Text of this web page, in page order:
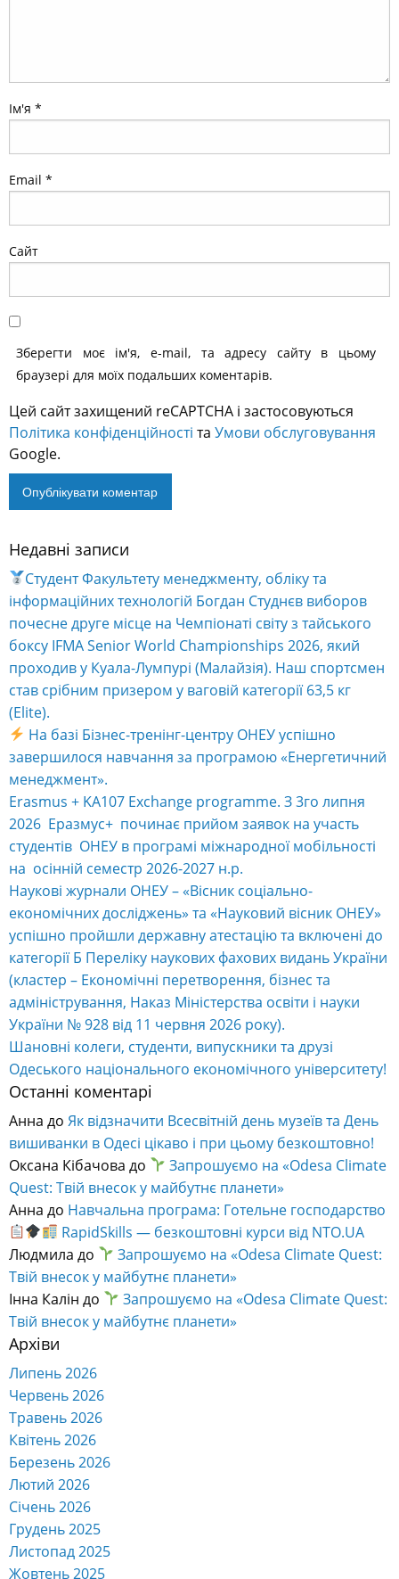
Ім'я *
Email *
Сайт
Зберегти моє ім'я, e-mail, та адресу сайту в цьому
браузері для моїх подальших коментарів.
Цей сайт захищений reCAPTCHA і застосовуються
Політика конфіденційності та Умови обслуговування
Google.
Alternative:
Недавні записи
Студент Факультету менеджменту, обліку та
інформаційних технологій Богдан Студнєв виборов
почесне друге місце на Чемпіонаті світу з тайського
боксу IFMA Senior World Championships 2026, який
проходив у Куала-Лумпурі (Малайзія). Наш спортсмен
став срібним призером у ваговій категорії 63,5 кг
(Elite).
На базі Бізнес-тренінг-центру ОНЕУ успішно
завершилося навчання за програмою «Енергетичний
менеджмент».
Erasmus + KA107 Exchange programme. З 3го липня
2026 Еразмус+ починає прийом заявок на участь
студентів ОНЕУ в програмі міжнародної мобільності
на осінній семестр 2026-2027 н.р.
Наукові журнали ОНЕУ – «Вісник соціально-
економічних досліджень» та «Науковий вісник ОНЕУ»
успішно пройшли державну атестацію та включені до
категорії Б Переліку наукових фахових видань України
(кластер – Економічні перетворення, бізнес та
адміністрування, Наказ Міністерства освіти і науки
України № 928 від 11 червня 2026 року).
Шановні колеги, студенти, випускники та друзі
Одеського національного економічного університету!
Останні коментарі
Анна до Як відзначити Всесвітній день музеїв та День
вишиванки в Одесі цікаво і при цьому безкоштовно!
Оксана Кібачова до
Запрошуємо на «Odesa Climate
Quest: Твій внесок у майбутнє планети»
Анна до Навчальна програма: Готельне господарство
RapidSkills — безкоштовні курси від NTO.UA
Людмила до
Запрошуємо на «Odesa Climate Quest:
Твій внесок у майбутнє планети»
Інна Калін до
Запрошуємо на «Odesa Climate Quest:
Твій внесок у майбутнє планети»
Архіви
Липень 2026
Червень 2026
Травень 2026
Квітень 2026
Березень 2026
Лютий 2026
Січень 2026
Грудень 2025
Листопад 2025
Жовтень 2025